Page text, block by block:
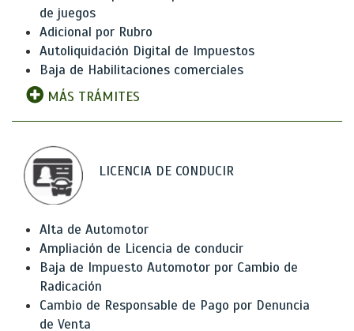
de juegos
Adicional por Rubro
Autoliquidación Digital de Impuestos
Baja de Habilitaciones comerciales
MÁS TRÁMITES
LICENCIA DE CONDUCIR
Alta de Automotor
Ampliación de Licencia de conducir
Baja de Impuesto Automotor por Cambio de
Radicación
Cambio de Responsable de Pago por Denuncia
de Venta